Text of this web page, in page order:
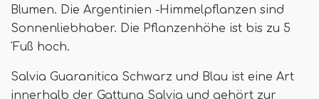
Blumen. Die Argentinien -Himmelpflanzen sind
Sonnenliebhaber. Die Pflanzenhöhe ist bis zu 5
'Fuß hoch.
Salvia Guaranitica Schwarz und Blau ist eine Art
innerhalb der Gattung Salvia und gehört zur